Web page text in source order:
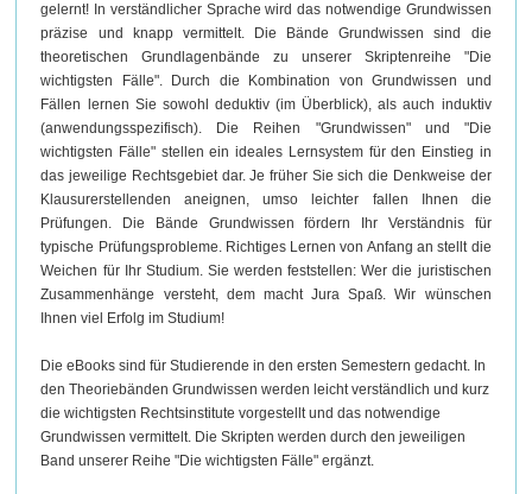
gelernt! In verständlicher Sprache wird das notwendige Grundwissen
präzise und knapp vermittelt. Die Bände Grundwissen sind die
theoretischen Grundlagenbände zu unserer Skriptenreihe "Die
wichtigsten Fälle". Durch die Kombination von Grundwissen und
Fällen lernen Sie sowohl deduktiv (im Überblick), als auch induktiv
(anwendungsspezifisch). Die Reihen "Grundwissen" und "Die
wichtigsten Fälle" stellen ein ideales Lernsystem für den Einstieg in
das jeweilige Rechtsgebiet dar. Je früher Sie sich die Denkweise der
Klausurerstellenden aneignen, umso leichter fallen Ihnen die
Prüfungen. Die Bände Grundwissen fördern Ihr Verständnis für
typische Prüfungsprobleme. Richtiges Lernen von Anfang an stellt die
Weichen für Ihr Studium. Sie werden feststellen: Wer die juristischen
Zusammenhänge versteht, dem macht Jura Spaß. Wir wünschen
Ihnen viel Erfolg im Studium!
Die eBookssind für Studierendein den ersten Semestern gedacht. In
den Theoriebänden Grundwissen werden leicht verständlich und kurz
die wichtigsten Rechtsinstitute vorgestellt und dasnotwendige
Grundwissen vermittelt. Die Skripten werden durch den jeweiligen
Band unserer Reihe "Die wichtigsten Fälle" ergänzt.